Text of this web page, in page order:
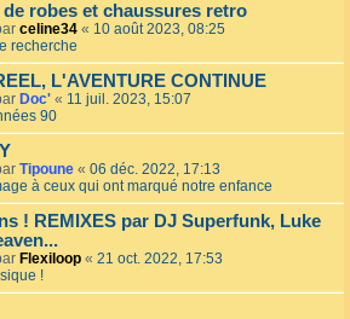
robes et chaussures retro
celine34 « 10 août 2023, 08:25
recherche
L'AVENTURE CONTINUE
Doc' « 11 juil. 2023, 15:07
90
Tipoune « 06 déc. 2022, 17:13
à ceux qui ont marqué notre enfance
! REMIXES par DJ Superfunk, Luke
Flexiloop « 21 oct. 2022, 17:53
!